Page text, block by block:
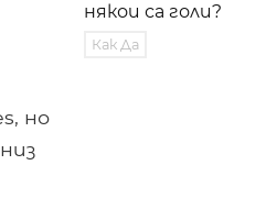
но
някои са голи?
Как Да